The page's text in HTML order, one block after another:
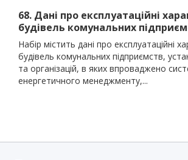
68. Дані про експлуатаційні
будівель комунальних
Набір містить дані про експлуатаційні
будівель комунальних підприємств,
та організацій, в яких впроваджено
енергетичного менеджменту,...